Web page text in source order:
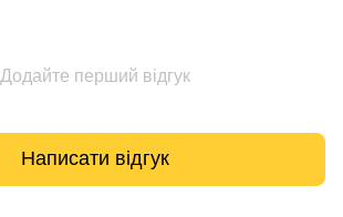
Додайте перший відгук
Написати відгук